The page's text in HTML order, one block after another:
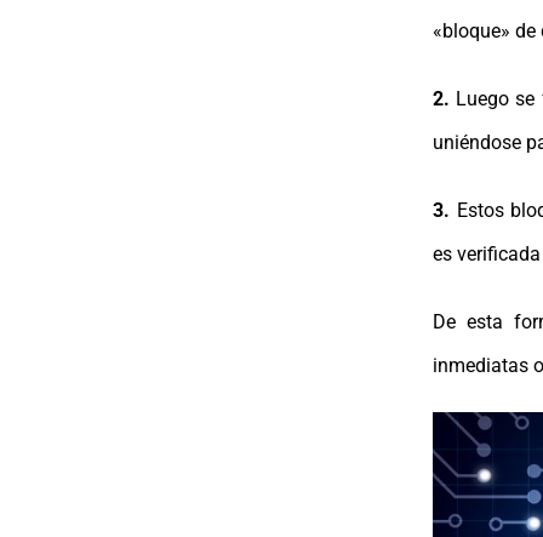
«bloque»
2. Luego
uniéndose
3. Estos
es
De esta
inmediatas